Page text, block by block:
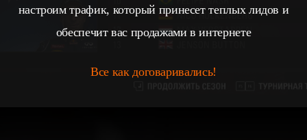
настроим трафик, который принесет теплых лидов и
обеспечит вас продажами в интернете
Все как договаривались!